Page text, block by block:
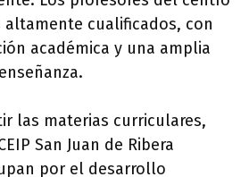
cualificados, con
académica y una amplia
las materias curriculares,
San Juan de Ribera
por el desarrollo